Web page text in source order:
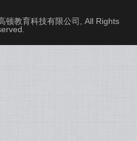
教育科技有限公司, All Rights